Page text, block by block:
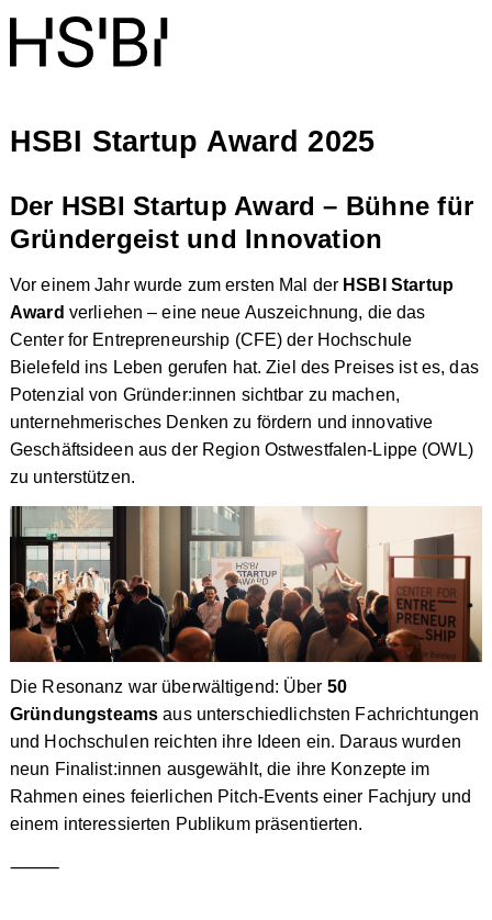
HSBI Startup Award 2025
Der HSBI Startup Award – Bühne für
Gründergeist und Innovation
Vor einem Jahr wurde zum ersten Mal der HSBI Startup
Award verliehen – eine neue Auszeichnung, die das
Center for Entrepreneurship (CFE) der Hochschule
Bielefeld ins Leben gerufen hat. Ziel des Preises ist es, das
Potenzial von Gründer:innen sichtbar zu machen,
unternehmerisches Denken zu fördern und innovative
Geschäftsideen aus der Region Ostwestfalen-Lippe (OWL)
zu unterstützen.
Die Resonanz war überwältigend: Über 50
Gründungsteams aus unterschiedlichsten Fachrichtungen
und Hochschulen reichten ihre Ideen ein. Daraus wurden
neun Finalist:innen ausgewählt, die ihre Konzepte im
Rahmen eines feierlichen Pitch-Events einer Fachjury und
einem interessierten Publikum präsentierten.
⸻